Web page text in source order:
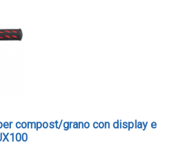
compost/grano con display e